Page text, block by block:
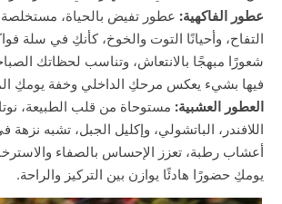
عطور الفاكهية: عطور تفيض بالحياة،
التفاح، وأحيانًا التوت والخوخ، كأنكِ في سلة
شعورًا مبهجًا بالانتعاش، وتناسب لحظاتك
فيها بشيء يعكس مرحكِ الداخلي وخفة يومكِ
العطور العشبية: مستوحاة من قلب الطبيعة،
اللافندر، الباتشولي، وإكليل الجبل، تشبه
أعشاب رطبة، تعزز الإحساس بالصفاء
يومكِ حضورًا هادئًا يوازن بين التركيز والراحة.